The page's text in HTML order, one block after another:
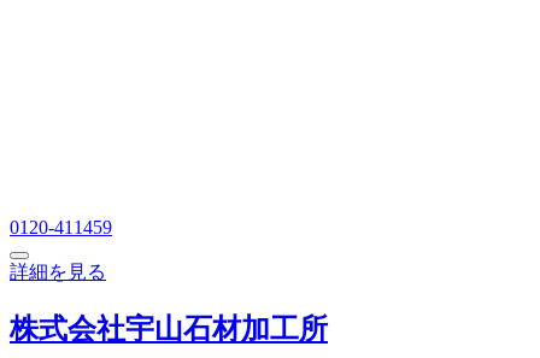
0120-411459
詳細を見る
株式会社宇山石材加工所